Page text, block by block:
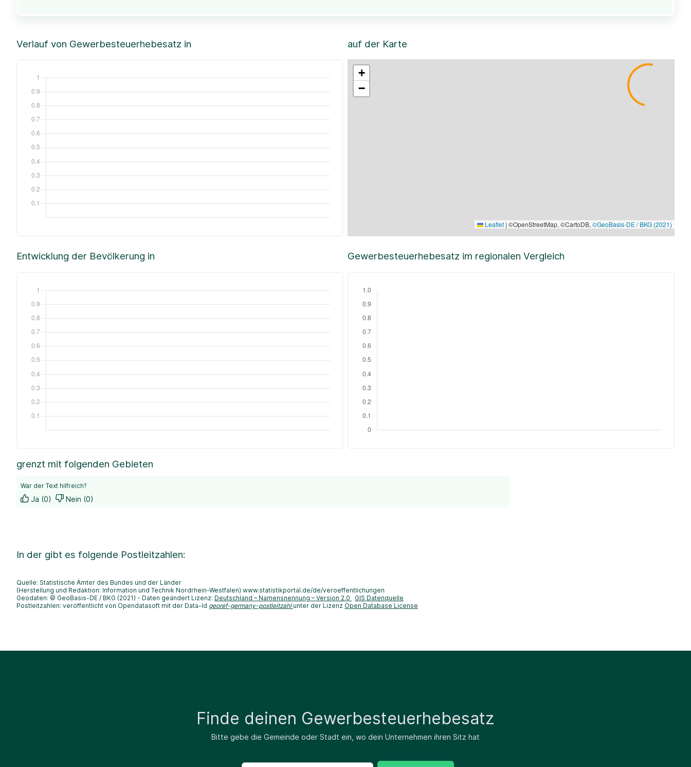
Verlauf von Gewerbesteuerhebesatz in auf der Karte
+
−
Leaflet | ©OpenStreetMap, ©CartoDB, ©GeoBasis-DE / BKG (2021)
Entwicklung der Bevölkerung in Gewerbesteuerhebesatz im regionalen Vergleich
grenzt mit folgenden Gebieten
War der Text hilfreich?
Ja (0) Nein (0)
In der gibt es folgende Postleitzahlen:
Quelle: Statistische Ämter des Bundes und der Länder
(Herstellung und Redaktion: Information und Technik Nordrhein-Westfalen) www.statistikportal.de/de/veroeffentlichungen
Geodaten: © GeoBasis-DE / BKG (2021) - Daten geändert Lizenz: Deutschland – Namensnennung – Version 2.0
GIS Datenquelle
Postleitzahlen: veröffentlicht von Opendatasoft mit der Data-Id georef-germany-postleitzahl unter der Lizenz Open Database License
Finde deinen Gewerbesteuerhebesatz
Bitte gebe die Gemeinde oder Stadt ein, wo dein Unternehmen ihren Sitz hat